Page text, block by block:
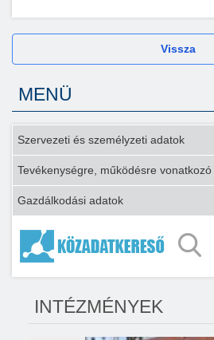
Vissza
MENÜ
Szervezeti és személyzeti adatok
Tevékenységre, működésre vonatkozó
Gazdálkodási adatok
INTÉZMÉNYEK